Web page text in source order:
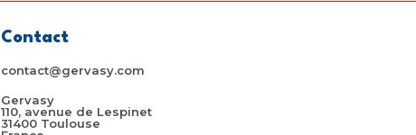
Contact
contact@gervasy.com
Gervasy
110, avenue de Lespinet
31400 Toulouse